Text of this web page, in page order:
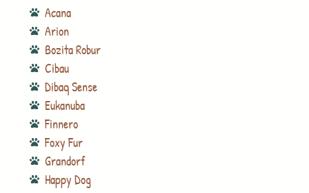
Acana
Arion
Bozita Robur
Cibau
Dibaq Sense
Eukanuba
Finnero
Foxy Fur
Grandorf
Happy Dog